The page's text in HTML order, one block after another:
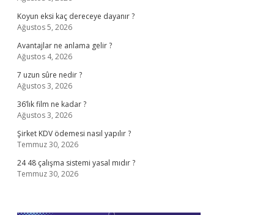
Koyun eksi kaç dereceye dayanır ?
Ağustos 5, 2026
Avantajlar ne anlama gelir ?
Ağustos 4, 2026
7 uzun sûre nedir ?
Ağustos 3, 2026
36’lık film ne kadar ?
Ağustos 3, 2026
Şirket KDV ödemesi nasıl yapılır ?
Temmuz 30, 2026
24 48 çalışma sistemi yasal mıdır ?
Temmuz 30, 2026